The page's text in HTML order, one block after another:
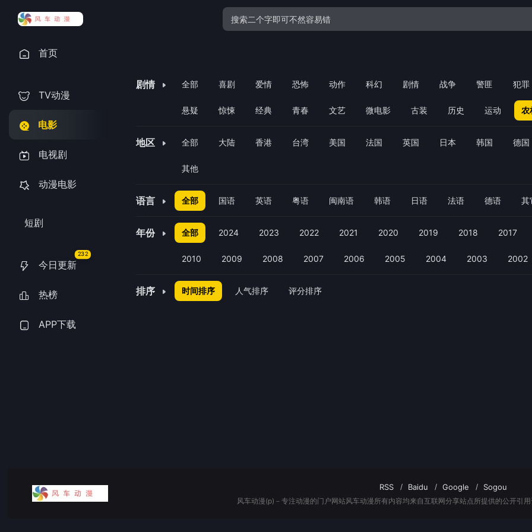
首页
TV动漫
电影
电视剧
动漫电影
短剧
今日更新
232
热榜
APP下载
剧情 全部 喜剧 爱情 恐怖 动作 科幻 剧情 战争 警匪 犯罪
悬疑 惊悚 经典 青春 文艺 微电影 古装 历史 运动 农
地区 全部 大陆 香港 台湾 美国 法国 英国 日本 韩国 德国
其他
语言 全部 国语 英语 粤语 闽南语 韩语 日语 法语 德语 其
年份 全部 2024 2023 2022 2021 2020 2019 2018 2017
2010 2009 2008 2007 2006 2005 2004 2003 2002
排序 时间排序 人气排序 评分排序
RSS Baidu Google Sogou
风车动漫(p)－专注动漫的门户网站风车动漫所有内容均来自互联网分享站点所提供的公开引